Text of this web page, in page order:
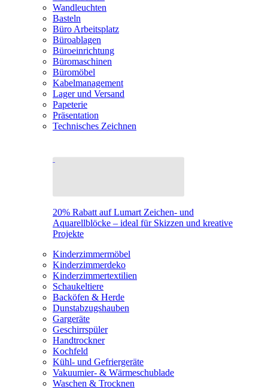
Wandleuchten
Basteln
Büro Arbeitsplatz
Büroablagen
Büroeinrichtung
Büromaschinen
Büromöbel
Kabelmanagement
Lager und Versand
Papeterie
Präsentation
Technisches Zeichnen
20% Rabatt auf Lumart Zeichen- und
Aquarellblöcke – ideal für Skizzen und kreative
Projekte
Kinderzimmermöbel
Kinderzimmerdeko
Kinderzimmertextilien
Schaukeltiere
Backöfen & Herde
Dunstabzugshauben
Gargeräte
Geschirrspüler
Handtrockner
Kochfeld
Kühl- und Gefriergeräte
Vakuumier- & Wärmeschublade
Waschen & Trocknen